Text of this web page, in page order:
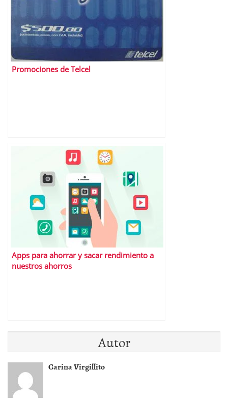
Promociones de Telcel
Apps para ahorrar y sacar rendimiento a
nuestros ahorros
Autor
Carina Virgillito